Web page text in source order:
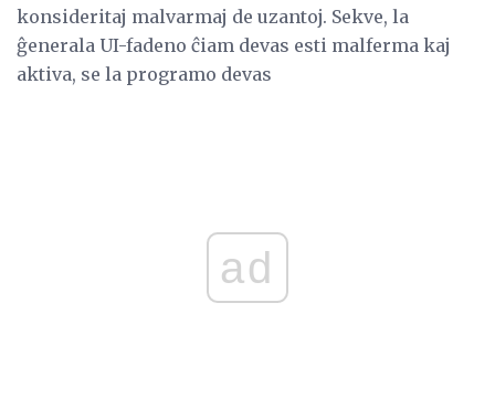
konsideritaj malvarmaj de uzantoj. Sekve, la
ĝenerala UI-fadeno ĉiam devas esti malferma kaj
aktiva, se la programo devas
ad